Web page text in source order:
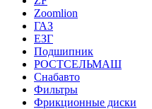
Zoomlion
ГАЗ
ЕЗГ
Подшипник
РОСТСЕЛЬМАШ
Снабавто
Фильтры
Фрикционные диски